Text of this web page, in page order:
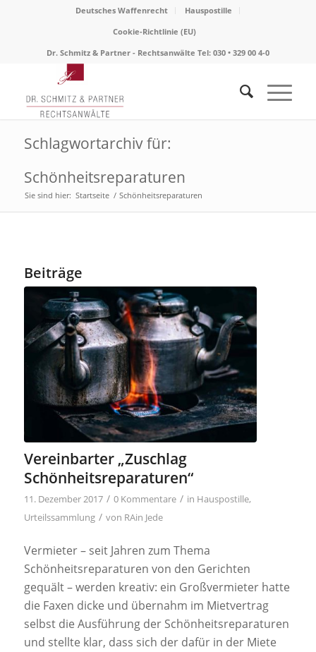
Deutsches Waffenrecht
Hauspostille
Cookie-Richtlinie (EU)
Dr. Schmitz & Partner - Rechtsanwälte Tel: 030 • 329 00 4-0
Schlagwortarchiv für:
Schönheitsreparaturen
Sie sind hier: Startseite / Schönheitsreparaturen
Beiträge
Vereinbarter „Zuschlag
Schönheitsreparaturen“
11. Dezember 2017 / 0 Kommentare / in Hauspostille,
Urteilssammlung / von RAin Jede
Vermieter – seit Jahren zum Thema
Schönheitsreparaturen von den Gerichten
gequält – werden kreativ: ein Großvermieter hatte
die Faxen dicke und übernahm im Mietvertrag
selbst die Ausführung der Schönheitsreparaturen
und stellte klar, dass sich der dafür in der Miete